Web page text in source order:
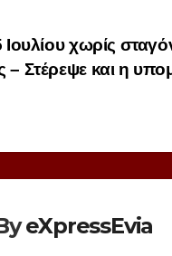
Ιουλίου χωρίς
Στέρεψε και η
eXpressEvia